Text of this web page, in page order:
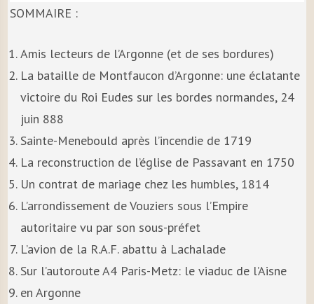
SOMMAIRE :
Amis lecteurs de l’Argonne (et de ses bordures)
La bataille de Montfaucon d’Argonne: une éclatante
victoire du Roi Eudes sur les bordes normandes, 24
juin 888
Sainte-Menebould après l’incendie de 1719
La reconstruction de l’église de Passavant en 1750
Un contrat de mariage chez les humbles, 1814
L’arrondissement de Vouziers sous l’Empire
autoritaire vu par son sous-préfet
L’avion de la R.A.F. abattu à Lachalade
Sur l’autoroute A4 Paris-Metz: le viaduc de l’Aisne
en Argonne